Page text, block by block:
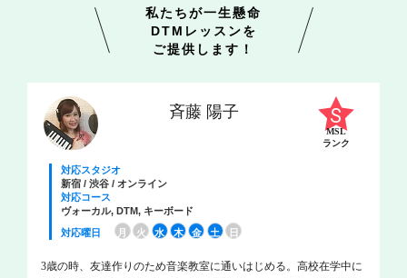
私たちが一生懸命
DTMレッスンを
ご提供します！
斉藤 陽子
MSL
ランク
対応スタジオ
新宿 / 渋谷 / オンライン
対応コース
ヴォーカル, DTM, キーボード
対応曜日
月 火 水 木 金 土 日
3歳の時、友達作りのため音楽教室に通いはじめる。高校在学中に